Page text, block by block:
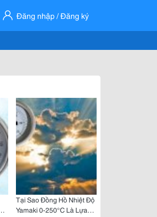
Đăng nhập / Đăng ký
Tại Sao Đồng Hồ Nhiệt Độ
Yamaki 0-250°C Là Lựa